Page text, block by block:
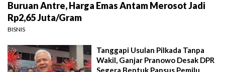
Buruan Antre, Harga Emas Antam Merosot Jadi
Rp2,65 Juta/Gram
BISNIS
Tanggapi Usulan Pilkada Tanpa
Wakil, Ganjar Pranowo Desak DPR
Segera Bentuk Pansus Pemilu